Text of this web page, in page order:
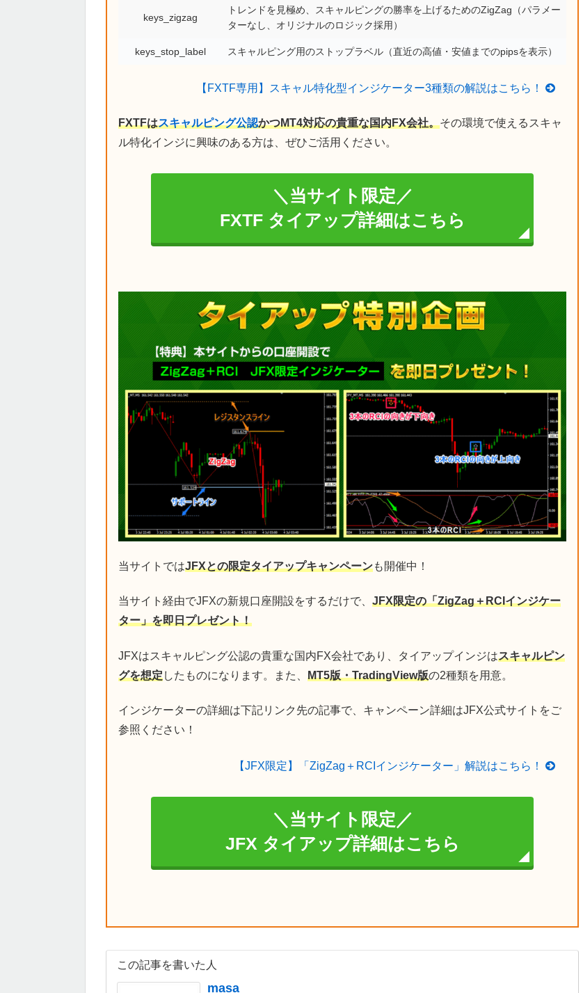
keys_zigzag
トレンドを見極め、スキャルピングの勝率を上げるためのZigZag（パラメー
ターなし、オリジナルのロジック採用）
keys_stop_label スキャルピング用のストップラベル（直近の高値・安値までのpipsを表示）
【FXTF専用】スキャル特化型インジケーター3種類の解説はこちら！
FXTFはスキャルピング公認かつMT4対応の貴重な国内FX会社。その環境で使えるスキャ
ル特化インジに興味のある方は、ぜひご活用ください。
＼当サイト限定／
FXTF タイアップ詳細はこちら
当サイトではJFXとの限定タイアップキャンペーンも開催中！
当サイト経由でJFXの新規口座開設をするだけで、 JFX限定の「ZigZag＋RCIインジケー
ター」を即日プレゼント！
JFXはスキャルピング公認の貴重な国内FX会社であり、タイアップインジはスキャルピン
グを想定したものになります。また、 MT5版・TradingView版の2種類を用意。
インジケーターの詳細は下記リンク先の記事で、キャンペーン詳細はJFX公式サイトをご
参照ください！
【JFX限定】「ZigZag＋RCIインジケーター」解説はこちら！
＼当サイト限定／
JFX タイアップ詳細はこちら
この記事を書いた人
masa